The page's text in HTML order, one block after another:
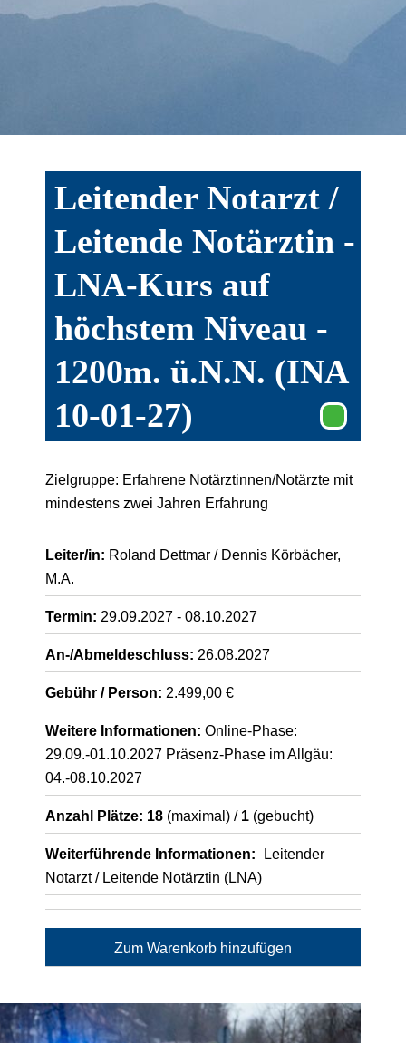
Leitender Notarzt /
Leitende Notärztin -
LNA-Kurs auf
höchstem Niveau -
1200m. ü.N.N. (INA
10-01-27)
Zielgruppe: Erfahrene Notärztinnen/Notärzte mit
mindestens zwei Jahren Erfahrung
Leiter/in: Roland Dettmar / Dennis Körbächer,
M.A.
Termin: 29.09.2027 - 08.10.2027
An-/Abmeldeschluss: 26.08.2027
Gebühr / Person: 2.499,00 €
Weitere Informationen: Online-Phase:
29.09.-01.10.2027 Präsenz-Phase im Allgäu:
04.-08.10.2027
Anzahl Plätze: 18 (maximal) / 1 (gebucht)
Weiterführende Informationen:
Leitender
Notarzt / Leitende Notärztin (LNA)